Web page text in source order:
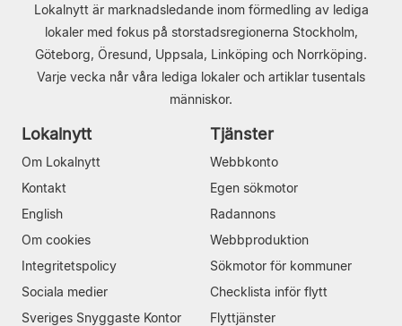
Lokalnytt är marknadsledande inom förmedling av lediga
lokaler med fokus på storstadsregionerna Stockholm,
Göteborg, Öresund, Uppsala, Linköping och Norrköping.
Varje vecka når våra lediga lokaler och artiklar tusentals
människor.
Lokalnytt
Om Lokalnytt
Kontakt
English
Om cookies
Integritetspolicy
Sociala medier
Sveriges Snyggaste Kontor
Tjänster
Webbkonto
Egen sökmotor
Radannons
Webbproduktion
Sökmotor för kommuner
Checklista inför flytt
Flyttjänster